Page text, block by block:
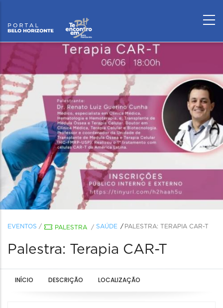
EVENTOS / PALESTRA / SAÚDE PALESTRA: TERAPIA CAR-T
Palestra: Terapia CAR-T
INÍCIO DESCRIÇÃO LOCALIZAÇÃO